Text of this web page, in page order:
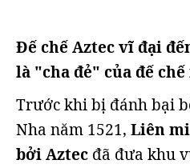
Đế chế Aztec vĩ đại
là "cha đẻ" của đế chế
Trước khi bị đánh bại
Nha năm 1521, Liên
bởi Aztec đã đưa khu